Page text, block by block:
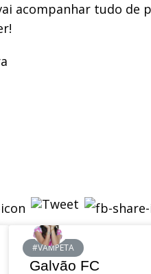
acompanhar tudo
#VAMPETA
Galvão FC